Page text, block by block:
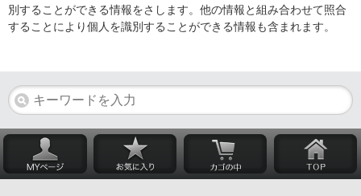
別することができる情報をさします。他の情報と組み合わせて照合
することにより個人を識別することができる情報も含まれます。